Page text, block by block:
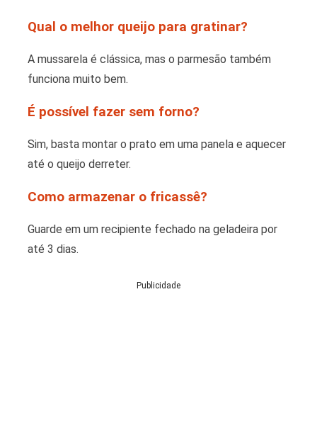
Qual o melhor queijo para gratinar?
A mussarela é clássica, mas o parmesão também
funciona muito bem.
É possível fazer sem forno?
Sim, basta montar o prato em uma panela e aquecer
até o queijo derreter.
Como armazenar o fricassê?
Guarde em um recipiente fechado na geladeira por
até 3 dias.
Publicidade